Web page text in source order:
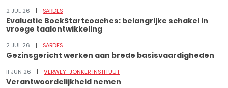
2 JUL 26 SARDES
Evaluatie BoekStartcoaches: belangrijke schakel in
vroege taalontwikkeling
2 JUL 26 SARDES
Gezinsgericht werken aan brede basisvaardigheden
11 JUN 26 VERWEY-JONKER INSTITUUT
Verantwoordelijkheid nemen